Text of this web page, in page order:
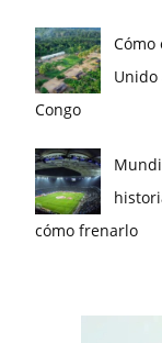
Cómo
Unido
Congo
cómo frenarlo